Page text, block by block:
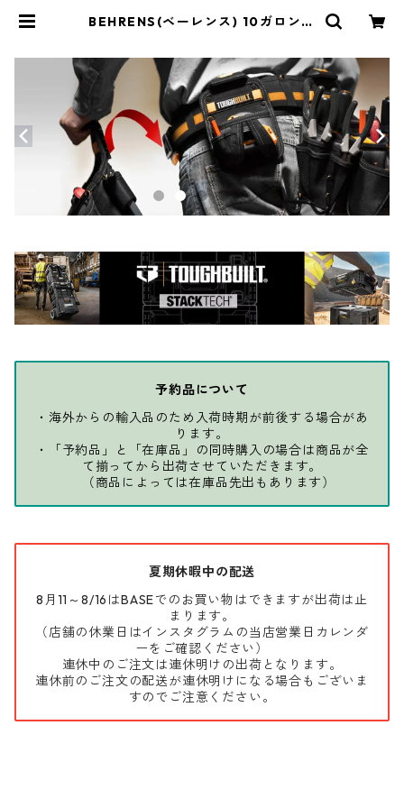
BEHRENS(ベーレンス) 10ガロンダ
THE DIY DEPOT
予約品について
・海外からの輸入品のため入荷時期が前後する場合があ
ります。
・「予約品」と「在庫品」の同時購入の場合は商品が全
て揃ってから出荷させていただきます。
（商品によっては在庫品先出もあります）
夏期休暇中の配送
8月11～8/16はBASEでのお買い物はできますが出荷は止
まります。
（店舗の休業日はインスタグラムの当店営業日カレンダ
ーをご確認ください）
連休中のご注文は連休明けの出荷となります。
連休前のご注文の配送が連休明けになる場合もございま
すのでご注意ください。